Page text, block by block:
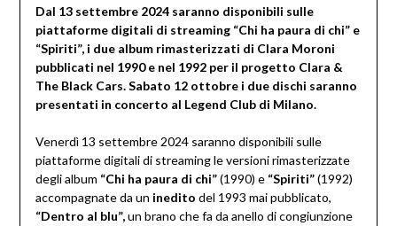
Dal 13 settembre 2024 saranno disponibili sulle
piattaforme digitali di streaming “Chi ha paura di chi” e
“Spiriti”, i due album rimasterizzati di Clara Moroni
pubblicati nel 1990 e nel 1992 per il progetto Clara &
The Black Cars. Sabato 12 ottobre i due dischi saranno
presentati in concerto al Legend Club di Milano.
Venerdì 13 settembre 2024 saranno disponibili sulle
piattaforme digitali di streaming le versioni rimasterizzate
degli album “Chi ha paura di chi”(1990) e “Spiriti”(1992)
accompagnate da un inedito del 1993 mai pubblicato,
“Dentro al blu”,un brano che fa da anello di congiunzione